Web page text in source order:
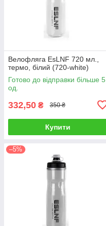
Велофляга EsLNF 720 мл.,
термо, білий (720-white)
Готово до відправки більше 5
од.
332,50 ₴ 350 ₴
Купити
–5%